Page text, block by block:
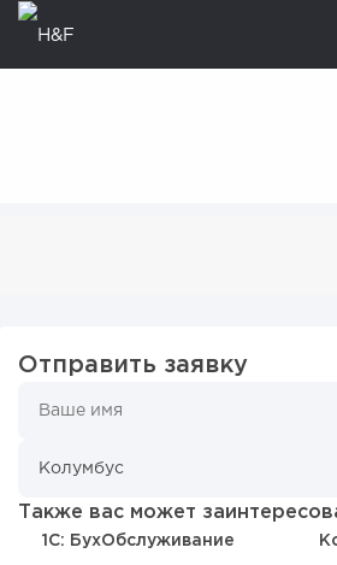
Отправить заявку
Также вас может
1C: БухОбслуживание